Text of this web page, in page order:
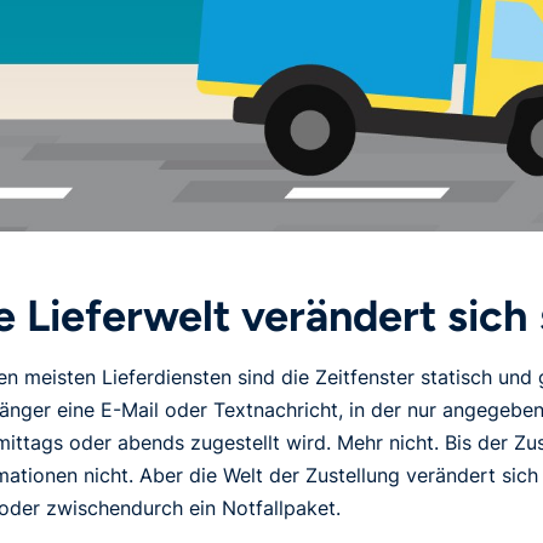
Lieferwelt verändert sich
meisten Lieferdiensten sind die Zeitfenster statisch
eine E-Mail oder Textnachricht, in der nur
oder abends zugestellt wird. Mehr nicht. Bis der
nicht. Aber die Welt der Zustellung verändert
zwischendurch ein Notfallpaket.